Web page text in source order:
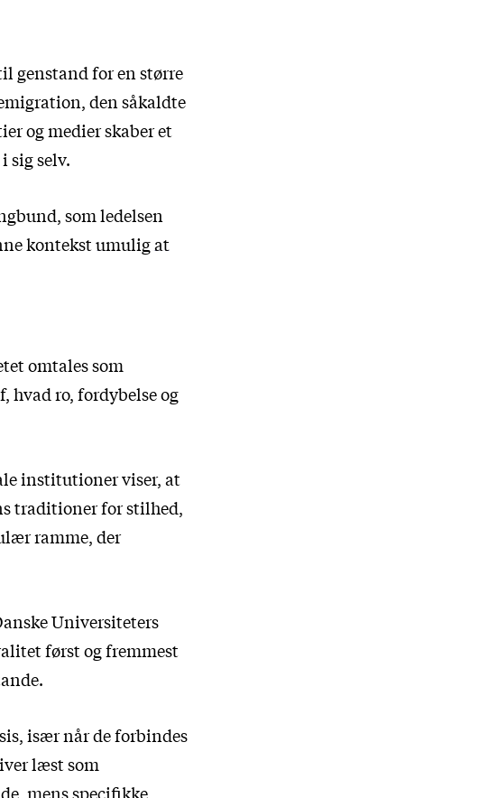
genstand for en større
, den såkaldte
og medier skaber et
sig selv.
som ledelsen
kontekstumulig at
omtales som
hvad ro, fordybelse og
institutioner viser, at
traditioner for stilhed,
ramme, der
Universiteters
først og fremmest
især når de forbindes
læst som
mens specifikke,